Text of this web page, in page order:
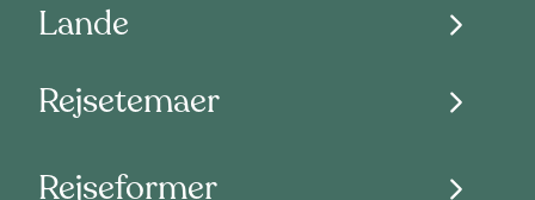
Lande
Rejsetemaer
Rejseformer